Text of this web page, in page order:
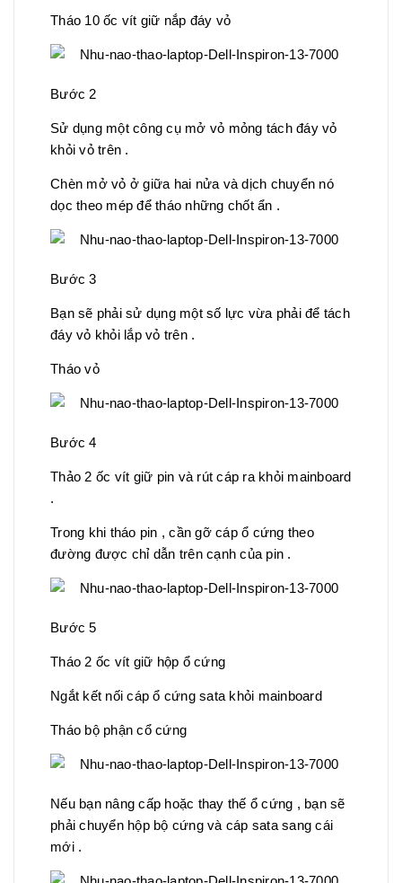
Tháo 10 ốc vít giữ nắp đáy vỏ
Bước 2
Sử dụng một công cụ mở vỏ mỏng tách đáy vỏ
khỏi vỏ trên .
Chèn mở vỏ ở giữa hai nửa và dịch chuyển nó
dọc theo mép để tháo những chốt ẩn .
Bước 3
Bạn sẽ phải sử dụng một số lực vừa phải để tách
đáy vỏ khỏi lắp vỏ trên .
Tháo vỏ
Bước 4
Thảo 2 ốc vít giữ pin và rút cáp ra khỏi mainboard
.
Trong khi tháo pin , cần gỡ cáp ổ cứng theo
đường được chỉ dẫn trên cạnh của pin .
Bước 5
Tháo 2 ốc vít giữ hộp ổ cứng
Ngắt kết nối cáp ổ cứng sata khỏi mainboard
Tháo bộ phận cổ cứng
Nếu bạn nâng cấp hoặc thay thế ổ cứng , bạn sẽ
phải chuyển hộp bộ cứng và cáp sata sang cái
mới .